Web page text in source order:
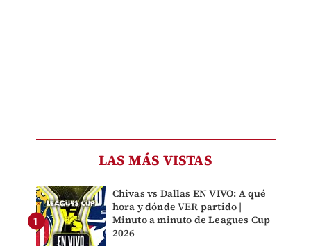
LAS MÁS VISTAS
Chivas vs Dallas EN VIVO: A qué
hora y dónde VER partido |
Minuto a minuto de Leagues Cup
2026